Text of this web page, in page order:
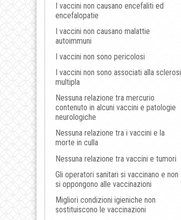
I vaccini non causano encefaliti ed
encefalopatie
I vaccini non causano malattie
autoimmuni
I vaccini non sono pericolosi
I vaccini non sono associati alla sclerosi
multipla
Nessuna relazione tra mercurio
contenuto in alcuni vaccini e patologie
neurologiche
Nessuna relazione tra i vaccini e la
morte in culla
Nessuna relazione tra vaccini e tumori
Gli operatori sanitari si vaccinano e non
si oppongono alle vaccinazioni
Migliori condizioni igieniche non
sostituiscono le vaccinazioni